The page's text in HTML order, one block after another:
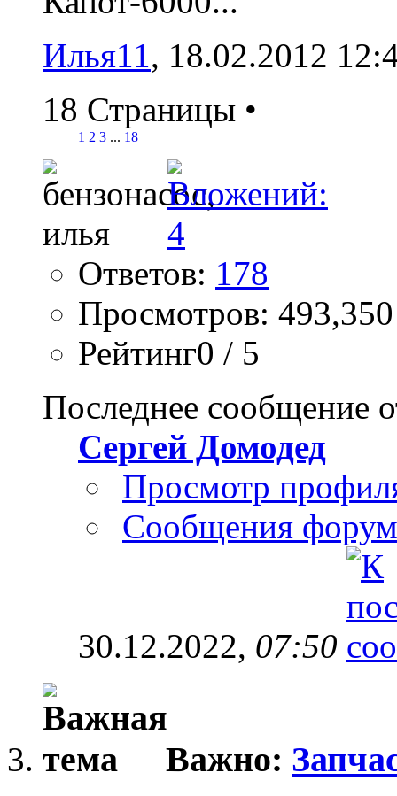
Илья11‎, 18.02.2012
18 Страницы •
1 2 3 ... 18
Ответов: 178
Просмотров: 493,350
Рейтинг0 / 5
Последнее сообщение
Сергей Домодед
Просмотр
Сообщения
30.12.2022, 07:50
Важно: